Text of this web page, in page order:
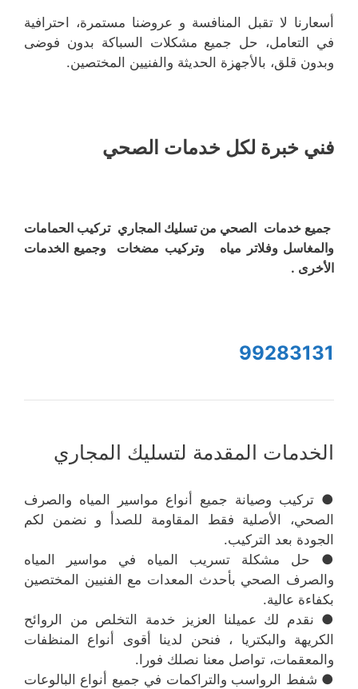
أسعارنا لا تقبل المنافسة و عروضنا مستمرة، احترافية
في التعامل، حل جميع مشكلات السباكة بدون فوضى
وبدون قلق، بالأجهزة الحديثة والفنيين المختصين.
فني خبرة لكل خدمات الصحي
جميع خدمات الصحي من تسليك المجاري تركيب الحمامات
والمغاسل وفلاتر مياه وتركيب مضخات وجميع الخدمات
الأخرى .
99283131
الخدمات المقدمة لتسليك المجاري
● تركيب وصيانة جميع أنواع مواسير المياه والصرف
الصحي، الأصلية فقط المقاومة للصدأ و نضمن لكم
الجودة بعد التركيب.
● حل مشكلة تسريب المياه في مواسير المياه
والصرف الصحي بأحدث المعدات مع الفنيين المختصين
بكفاءة عالية.
● نقدم لك عميلنا العزيز خدمة التخلص من الروائح
الكريهة والبكتريا ، فنحن لدينا أقوى أنواع المنظفات
والمعقمات، تواصل معنا نصلك فورا.
● شفط الرواسب والتراكمات في جميع أنواع البالوعات